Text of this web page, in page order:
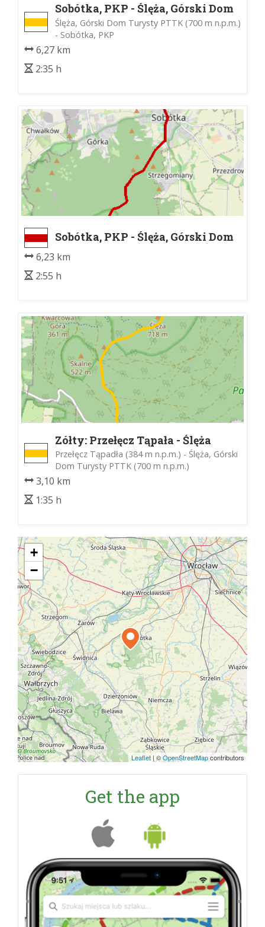
Sobótka, PKP - Ślęża, Górski Dom
Turystu PTTK
Ślęża, Górski Dom Turysty PTTK (700 m n.p.m.)
- Sobótka, PKP
6,27 km
2:35 h
Sobótka, PKP - Ślęża, Górski Dom
Turysty PTTK (700 m n.p.m.)
6,23 km
2:55 h
Zółty: Przełęcz Tąpała - Ślęża
Przełęcz Tąpadła (384 m n.p.m.) - Ślęża, Górski
Dom Turysty PTTK (700 m n.p.m.)
3,10 km
1:35 h
+
−
Leaflet | ©OpenStreetMapcontributors
Get the app